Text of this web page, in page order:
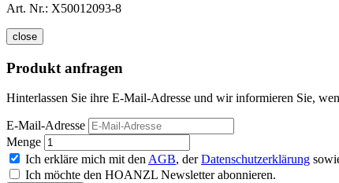
Art. Nr.: X50012093-8
close
Produkt anfragen
Hinterlassen Sie ihre E-Mail-Adresse und wir informieren Sie,
E-Mail-Adresse
Menge
Ich erkläre mich mit den AGB, derDatenschutzerklärung
Ich möchte den HOANZL Newsletter abonnieren.